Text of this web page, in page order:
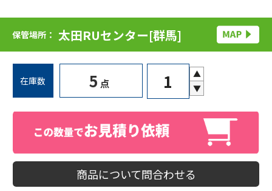
保管場所： 太田RUセンター[群馬]
在庫数 5 点
▲
▼
商品について問合わせる